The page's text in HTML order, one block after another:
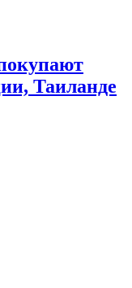
Таиланде